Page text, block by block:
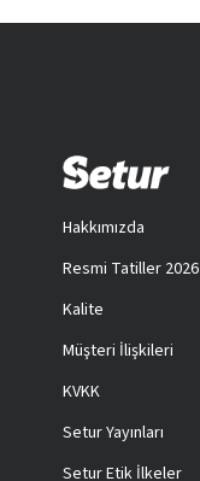
Hakkımızda
Resmi Tatiller 2026
Kalite
Müşteri İlişkileri
KVKK
Setur Yayınları
Setur Etik İlkeler